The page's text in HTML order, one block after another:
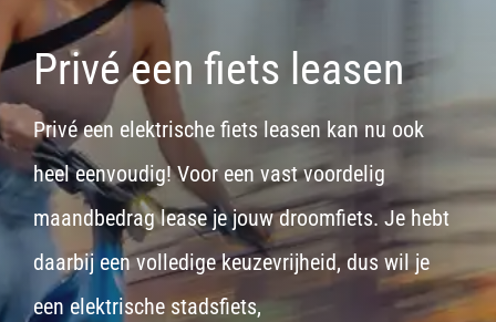
Privé een fiets leasen
Privé een elektrische fiets leasen kan nu ook
heel eenvoudig! Voor een vast voordelig
maandbedrag lease je jouw droomfiets. Je hebt
daarbij een volledige keuzevrijheid, dus wil je
eenelektrische stadsfiets,